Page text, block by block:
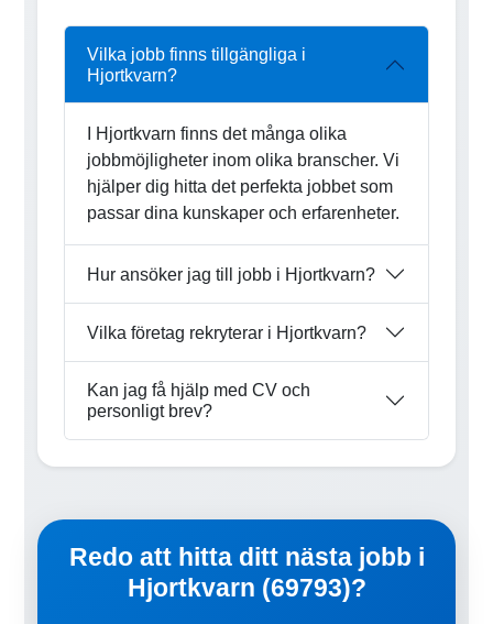
Vilka jobb finns tillgängliga i
Hjortkvarn?
I Hjortkvarn finns det många olika
jobbmöjligheter inom olika branscher. Vi
hjälper dig hitta det perfekta jobbet som
passar dina kunskaper och erfarenheter.
Hur ansöker jag till jobb i Hjortkvarn?
Vilka företag rekryterar i Hjortkvarn?
Kan jag få hjälp med CV och
personligt brev?
Redo att hitta ditt nästa jobb i
Hjortkvarn (69793)?